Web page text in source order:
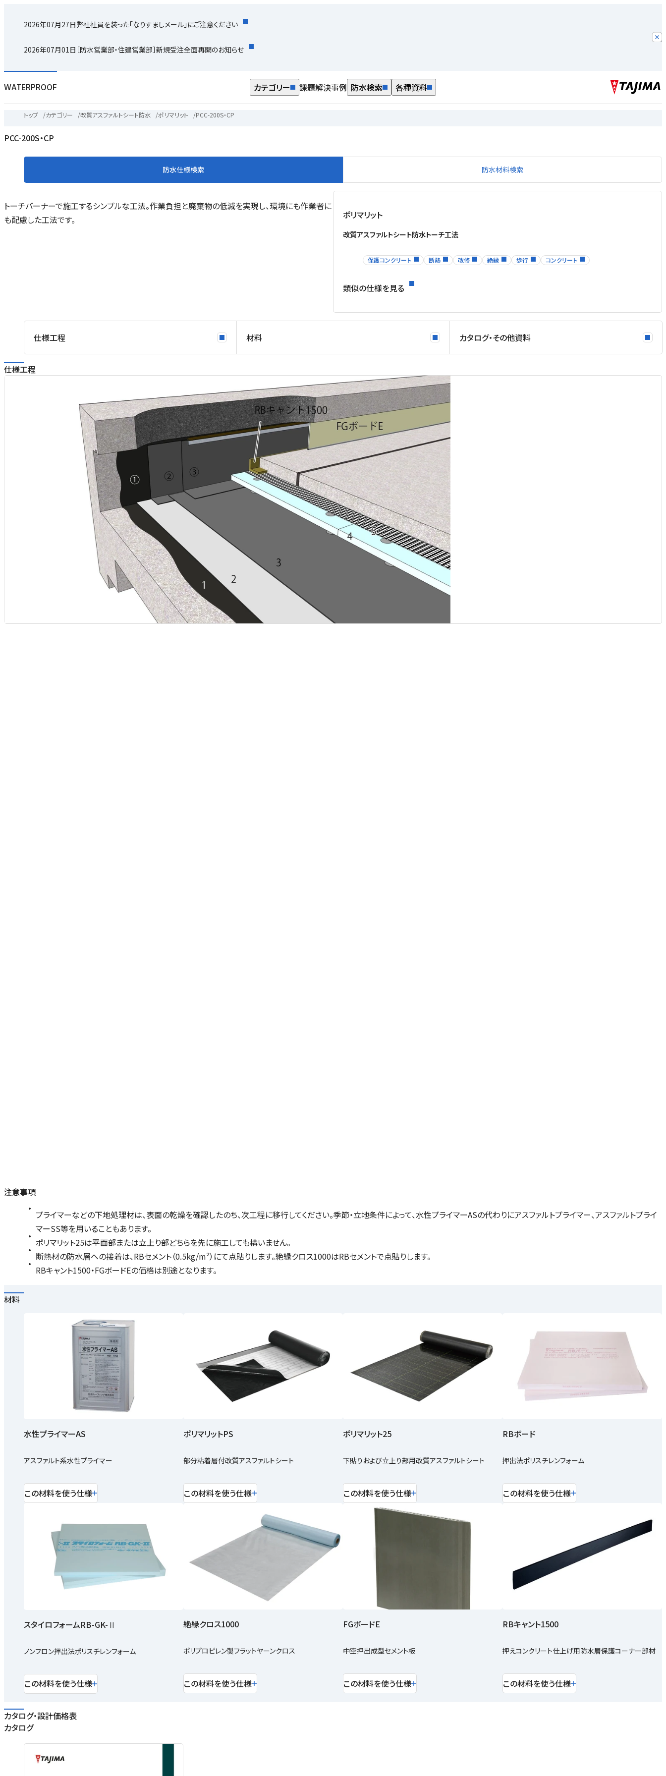
2026年07月27日弊社社員を装った「なりすましメール」にご注意ください
2026年07月01日 ［防水営業部・住建営業部］新規受注全面再開のお知らせ
WATERPROOF カテゴリー 課題解決事例 防水検索 各種資料
トップ /カテゴリー /改質アスファルトシート防水 /ポリマリット /PCC-200S・CP
PCC-200S・CP
防水仕様検索 防水材料検索
トーチバーナーで施工するシンプルな工法。作業負担と廃棄物の低減を実現し、環境にも作業者に
も配慮した工法です。
ポリマリット
改質アスファルトシート防水トーチ工法
保護コンクリート 断熱 改修 絶縁 歩行 コンクリート
類似の仕様を見る
仕様工程 材料 カタログ・その他資料
仕様工程
注意事項
プライマーなどの下地処理材は、表面の乾燥を確認したのち、次工程に移行してください。季節・立地条件によって、水性プライマーASの代わりにアスファルトプライマー、アスファルトプライ
マーSS等を用いることもあります。
ポリマリット25は平面部または立上り部どちらを先に施工しても構いません。
断熱材の防水層への接着は、RBセメント（0.5kg/m²）にて点貼りします。絶縁クロス1000はRBセメントで点貼りします。
RBキャント1500・FGボードEの価格は別途となります。
材料
水性プライマーAS
アスファルト系水性プライマー
この材料を使う仕様
ポリマリットPS
部分粘着層付改質アスファルトシート
この材料を使う仕様
ポリマリット25
下貼りおよび立上り部用改質アスファルトシート
この材料を使う仕様
RBボード
押出法ポリスチレンフォーム
この材料を使う仕様
スタイロフォームRB-GK-Ⅱ
ノンフロン押出法ポリスチレンフォーム
この材料を使う仕様
絶縁クロス1000
ポリプロピレン製フラットヤーンクロス
この材料を使う仕様
FGボードE
中空押出成型セメント板
この材料を使う仕様
RBキャント1500
押えコンクリート仕上げ用防水層保護コーナー部材
この材料を使う仕様
カタログ・設計価格表
カタログ